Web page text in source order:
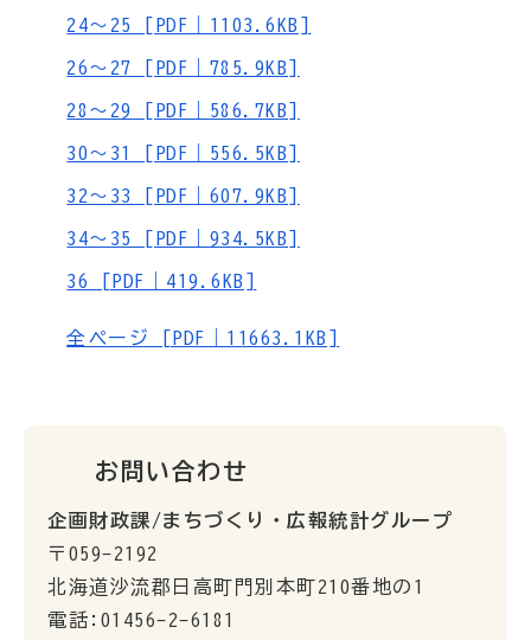
24～25 [PDF｜1103.6KB]
26～27 [PDF｜785.9KB]
28～29 [PDF｜586.7KB]
30～31 [PDF｜556.5KB]
32～33 [PDF｜607.9KB]
34～35 [PDF｜934.5KB]
36 [PDF｜419.6KB]
全ページ [PDF｜11663.1KB]
お問い合わせ
企画財政課/まちづくり・広報統計グループ
〒059-2192
北海道沙流郡日高町門別本町210番地の1
電話:01456-2-6181